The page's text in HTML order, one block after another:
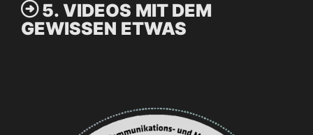
 5. VIDEOS MIT DEM
GEWISSEN ETWAS